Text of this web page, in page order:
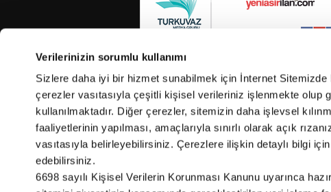
Verilerinizin sorumlu kullanımı
Sizlere daha iyi bir hizmet sunabilmek için İnternet
çerezler vasıtasıyla çeşitli kişisel verileriniz işlenmekte olup
kullanılmaktadır. Diğer çerezler, sitemizin daha işlevsel
faaliyetlerinin yapılması, amaçlarıyla sınırlı olarak açık
vasıtasıyla belirleyebilirsiniz. Çerezlere ilişkin detaylı bilgi
edebilirsiniz.
6698 sayılı Kişisel Verilerin Korunması Kanunu uyarınca